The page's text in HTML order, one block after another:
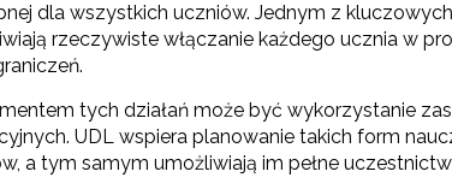
"Konkurs grantowy edycja III"
"Konkurs grantowy edycja II"
"Konkurs grantowy edycja I"
dla wszystkich uczniów. Jednym z
rzeczywiste włączanie każdego ucznia w
tych działań może być wykorzystanie
UDL wspiera planowanie takich form
a tym samym umożliwiają im pełne